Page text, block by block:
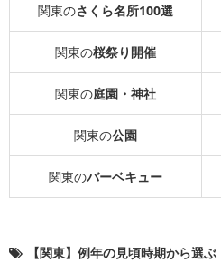
関東のさくら名所100選
関東の桜祭り開催
関東の庭園・神社
関東の公園
関東のバーベキュー
【関東】例年の見頃時期から選ぶ